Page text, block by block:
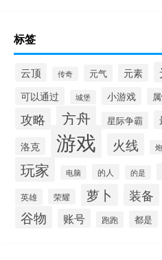
标签
云顶 传奇 元气 元素
可以通过 城堡 小游戏
攻略
方舟 星际争霸
洛克 游戏 火线
玩家 电脑 的人 的是
英雄 荣耀 萝卜 装备
谷物 账号 跑跑 都是